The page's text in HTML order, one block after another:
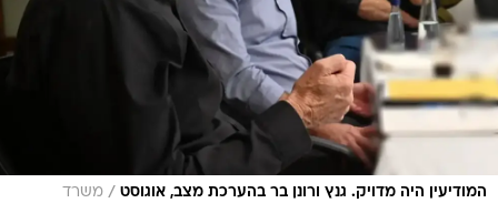
המודיעין היה מדויק. גנץ ורונן בר בהערכת מצב, אוגוסט / משרד